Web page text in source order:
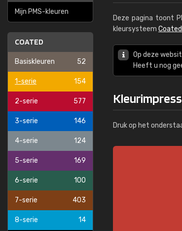
Mijn PMS-kleuren
COATED
Basiskleuren 52
1-serie 154
2-serie 577
3-serie 146
4-serie 124
5-serie 169
6-serie 100
7-serie 403
8-serie 14
Deze pagina toont
kleursysteem Coated
Op deze
Heeft u nog
Druk op het